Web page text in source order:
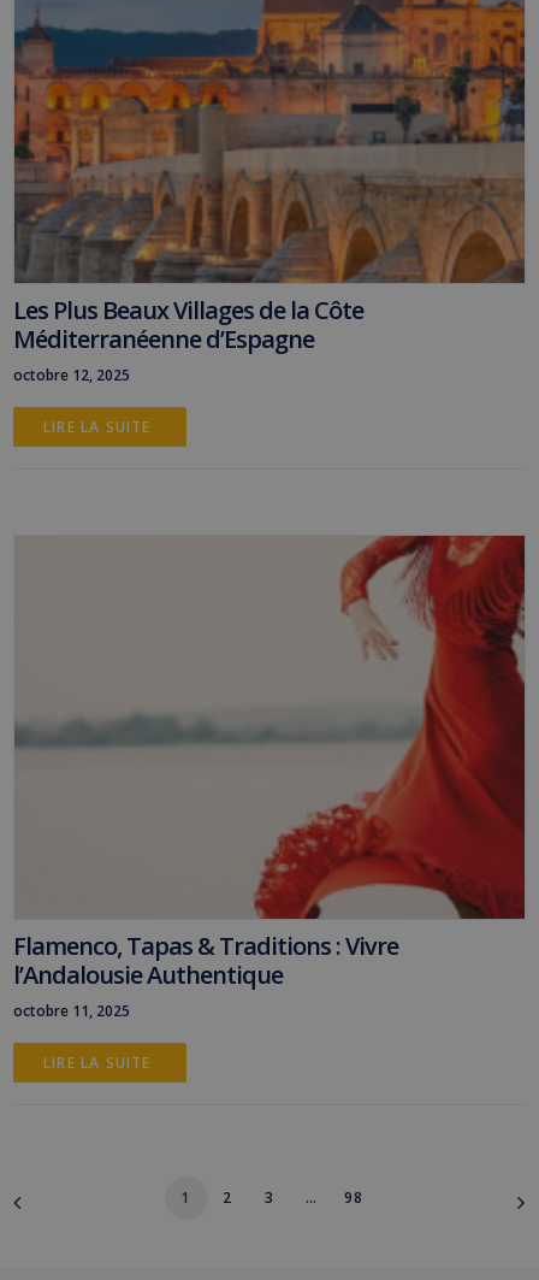
Les Plus Beaux Villages de la Côte
Méditerranéenne d’Espagne
octobre 12, 2025
LIRE LA SUITE
Flamenco, Tapas & Traditions : Vivre
l’Andalousie Authentique
octobre 11, 2025
LIRE LA SUITE
1 2 3 … 98